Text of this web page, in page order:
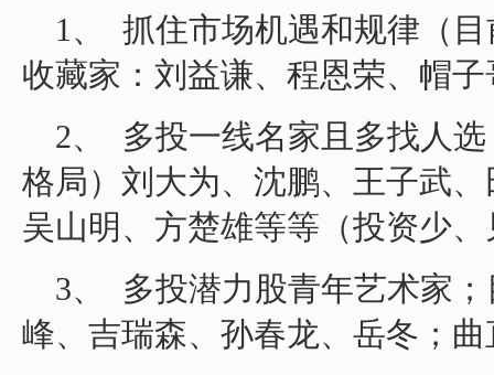
1、 抓住市场机遇和规律（
收藏家：刘益谦、程恩荣、帽
2、 多投一线名家且多找人
格局）刘大为、沈鹏、王子武
吴山明、方楚雄等等（投资少
3、 多投潜力股青年艺术家
峰、吉瑞森、孙春龙、岳冬；